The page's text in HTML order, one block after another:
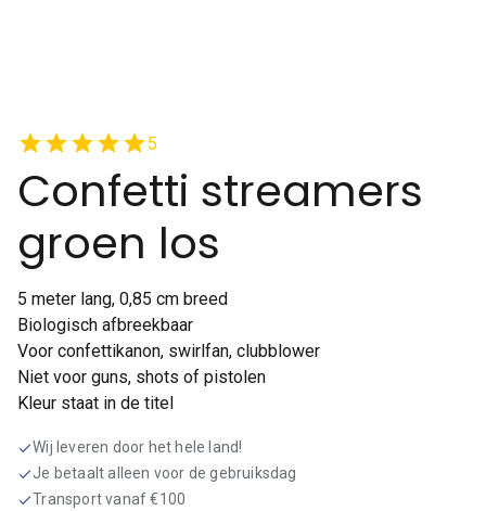
starstarstarstarstar5
Confetti streamers
groen los
5 meter lang, 0,85 cm breed
Biologisch afbreekbaar
Voor confettikanon, swirlfan, clubblower
Niet voor guns, shots of pistolen
Kleur staat in de titel
checkWij leveren door het hele land!
check Je betaalt alleen voor de gebruiksdag
checkTransport vanaf €100